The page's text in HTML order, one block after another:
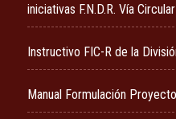
iniciativas F.N.D.R. Vía
Instructivo FIC-R de la
Manual Formulación